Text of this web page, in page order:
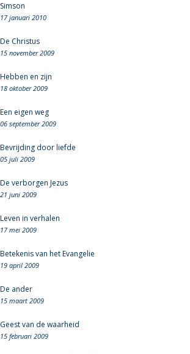
Simson
17 januari 2010
De Christus
15 november 2009
Hebben en zijn
18 oktober 2009
Een eigen weg
06 september 2009
Bevrijding door liefde
05 juli 2009
De verborgen Jezus
21 juni 2009
Leven in verhalen
17 mei 2009
Betekenis van het Evangelie
19 april 2009
De ander
15 maart 2009
Geest van de waarheid
15 februari 2009